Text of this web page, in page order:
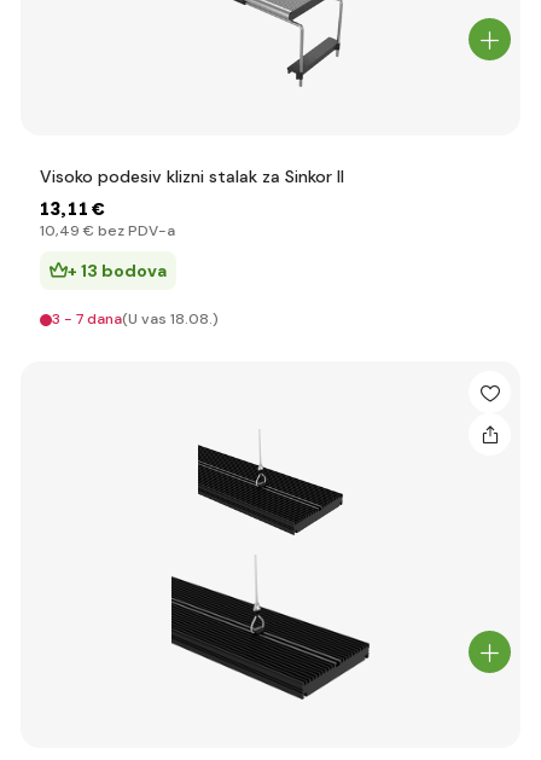
Visoko podesiv klizni stalak za Sinkor II
13,11 €
10,49 € bez PDV-a
+ 13 bodova
3 - 7 dana(U vas 18.08.)